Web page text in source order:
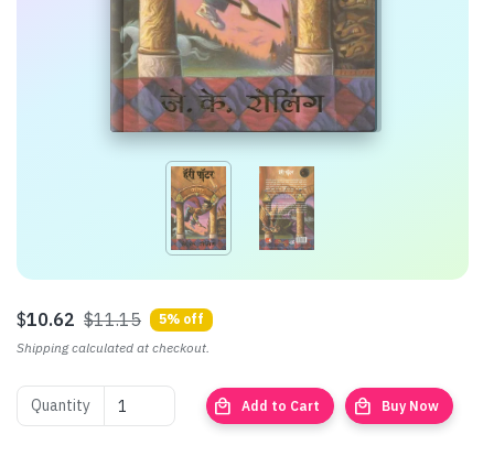
$10.62 $11.15
5% off
Shipping calculated at checkout.
Quantity local_mall Add to Cart local_mall Buy Now